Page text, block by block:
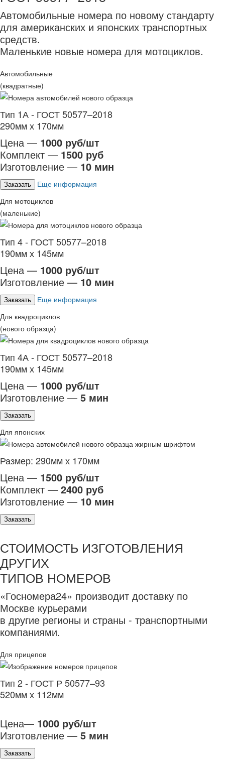
Автомобильные номера по новому стандарту
для американских и японских транспортных
средств.
Маленькие новые номера для мотоциклов.
Автомобильные
(квадратные)
Тип 1А - ГОСТ 50577–2018
290мм х 170мм
Цена — 1000 руб/шт
Комплект — 1500 руб
Изготовление — 10 мин
Заказать
Еще информация
Для мотоциклов
(маленькие)
Тип 4 - ГОСТ 50577–2018
190мм х 145мм
Цена — 1000 руб/шт
Изготовление — 10 мин
Заказать
Еще информация
Для квадроциклов
(нового образца)
Тип 4А - ГОСТ 50577–2018
190мм х 145мм
Цена — 1000 руб/шт
Изготовление — 5 мин
Заказать
Для японских
Размер: 290мм х 170мм
Цена — 1500 руб/шт
Комплект — 2400 руб
Изготовление — 10 мин
Заказать
СТОИМОСТЬ ИЗГОТОВЛЕНИЯ
ДРУГИХ
ТИПОВ НОМЕРОВ
«Госномера24» производит доставку по
Москве курьерами
в другие регионы и страны - транспортными
компаниями.
Для прицепов
Тип 2 - ГОСТ Р 50577–93
520мм х 112мм
Цена— 1000 руб/шт
Изготовление — 5 мин
Заказать